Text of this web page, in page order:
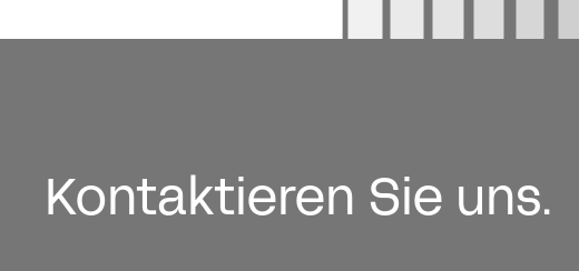
Kontaktieren Sie uns.